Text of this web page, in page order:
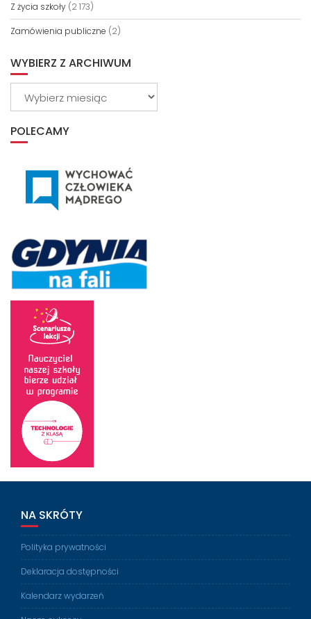
Z życia szkoły (2 173)
Zamówienia publiczne (2)
WYBIERZ Z ARCHIWUM
POLECAMY
NA SKRÓTY
Polityka prywatności
Deklaracja dostępności
Kalendarz wydarzeń